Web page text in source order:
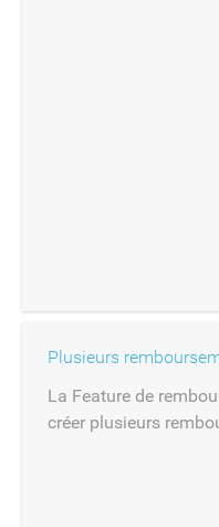
Plusieurs
La Feature de
créer plusieurs